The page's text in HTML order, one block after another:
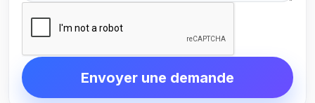
Envoyer une demande